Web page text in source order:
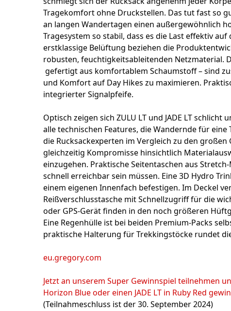
Tragekomfort ohne Druckstellen. Das tut fast so
an langen Wandertagen einen außergewöhnlich
Tragesystem so stabil, dass es die Last effektiv
erstklassige Belüftung beziehen die
robusten, feuchtigkeitsableitenden Netzmaterial.
gefertigt aus komfortablem Schaumstoff – sind
und Komfort auf Day Hikes zu maximieren.
integrierter Signalpfeife.
Optisch zeigen sich ZULU LT und JADE LT
alle technischen Features, die Wandernde für
die Rucksackexperten im Vergleich zu den
gleichzeitig Kompromisse hinsichtlich
einzugehen. Praktische Seitentaschen aus
schnell erreichbar sein müssen. Eine 3D Hydro
einem eigenen Innenfach befestigen. Im Deckel
Reißverschlusstasche mit Schnellzugriff für die
oder GPS-Gerät finden in den noch größeren
Eine Regenhülle ist bei beiden Premium-Packs
praktische Halterung für Trekkingstöcke rundet
eu.gregory.com
Jetzt an unserem Super Gewinnspiel teilnehmen
Horizon Blue oder einen JADE LT in Ruby Red
(Teilnahmeschluss ist der 30. September 2024)